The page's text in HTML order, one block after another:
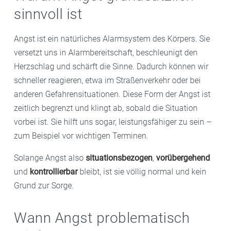
sinnvoll ist
Angst ist ein natürliches Alarmsystem des Körpers. Sie
versetzt uns in Alarmbereitschaft, beschleunigt den
Herzschlag und schärft die Sinne. Dadurch können wir
schneller reagieren, etwa im Straßenverkehr oder bei
anderen Gefahrensituationen. Diese Form der Angst ist
zeitlich begrenzt und klingt ab, sobald die Situation
vorbei ist. Sie hilft uns sogar, leistungsfähiger zu sein –
zum Beispiel vor wichtigen Terminen.
Solange Angst also situationsbezogen, vorübergehend
und kontrollierbarbleibt, ist sie völlig normal und kein
Grund zur Sorge.
Wann Angst problematisch